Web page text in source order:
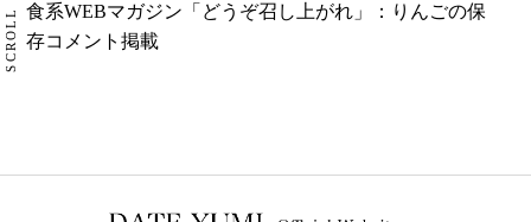
SCROLL 食系WEBマガジン「どうぞ召し上がれ」：りんごの保
存コメント掲載